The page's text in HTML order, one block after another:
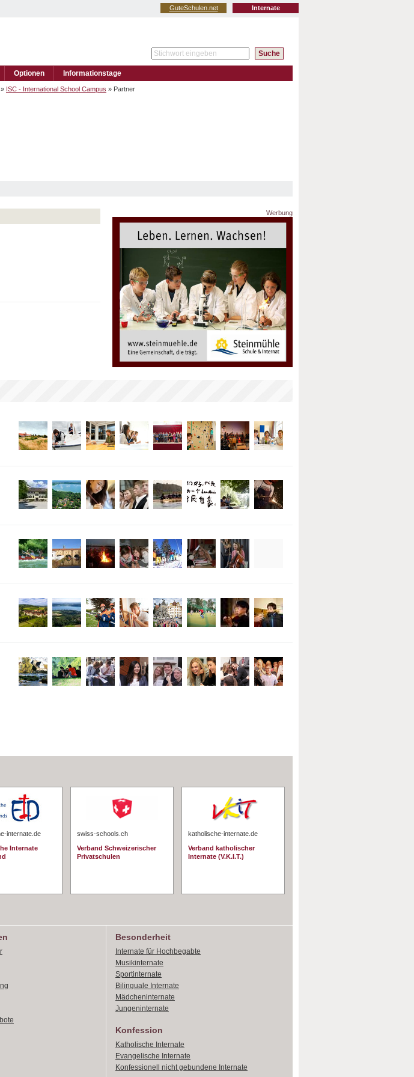
Internate
GuteSchulen.net
Optionen Informationstage
» ISC - International School Campus » Partner
Werbung
internate.de
Internate
swiss-schools.ch
Verband Schweizerischer
Privatschulen
katholische-internate.de
Verband katholischer
Internate (V.K.I.T.)
Besonderheit
Internate für Hochbegabte
Musikinternate
Sportinternate
Bilinguale Internate
Mädcheninternate
Jungeninternate
Konfession
Katholische Internate
Evangelische Internate
Konfessionell nicht gebundene Internate